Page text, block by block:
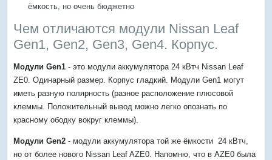
ёмкость, но очень бюджетно
Чем отличаются модули Nissan Leaf
Gen1, Gen2, Gen3, Gen4. Корпус.
Модули Gen1 - это модули аккумулятора 24 кВтч Nissan Leaf
ZE0. Одинарный размер. Корпус гладкий. Модули Gen1 могут
иметь разную полярность (разное расположение плюсовой
клеммы. Положительный вывод можно легко опознать по
красному ободку вокруг клеммы).
Модули Gen2 - модули аккумулятора той же ёмкости 24 кВтч,
но от более нового Nissan Leaf AZE0. Напомню, что в AZE0 была